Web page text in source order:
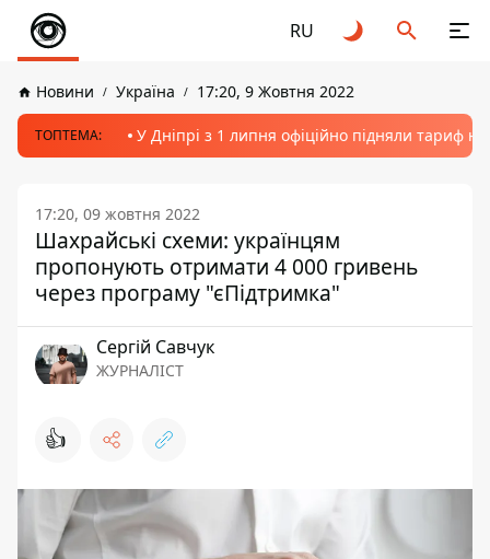
RU
Новини Україна 17:20, 9 Жовтня 2022
ТОПТЕМА: У Дніпрі з 1 липня офіційно підняли тариф
17:20, 09 жовтня 2022
Шахрайські схеми: українцям
пропонують отримати 4 000 гривень
через програму "єПідтримка"
Сергій Савчук
ЖУРНАЛІСТ
👍